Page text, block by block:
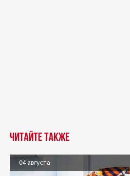
Читайте также
04 августа